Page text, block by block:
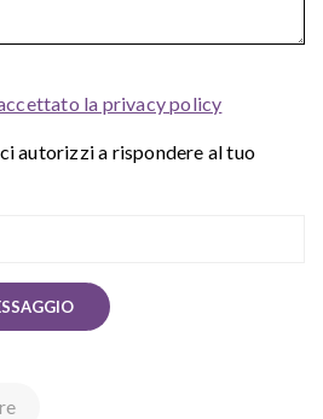
la privacy policy
autorizzi a rispondere al tuo